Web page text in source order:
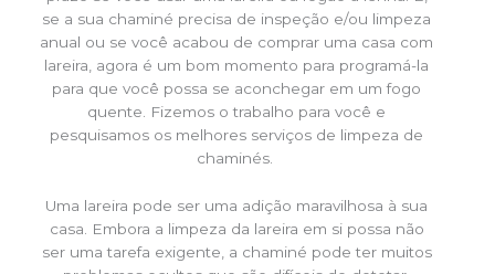
se a sua chaminé precisa de inspeção e/ou limpeza
anual ou se você acabou de comprar uma casa com
lareira, agora é um bom momento para programá-la
para que você possa se aconchegar em um fogo
quente. Fizemos o trabalho para você e
pesquisamos os melhores serviços de limpeza de
chaminés.
Uma lareira pode ser uma adição maravilhosa à sua
casa. Embora a limpeza da lareira em si possa não
ser uma tarefa exigente, a chaminé pode ter muitos